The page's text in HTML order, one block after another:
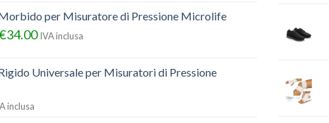
per Misuratore di Pressione Microlife
34.00 IVA inclusa
Universale per Misuratori di Pressione
inclusa